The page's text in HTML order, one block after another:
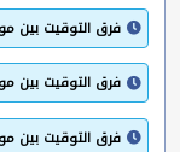
فرق التوقيت بين
فرق التوقيت بين
فرق التوقيت بين